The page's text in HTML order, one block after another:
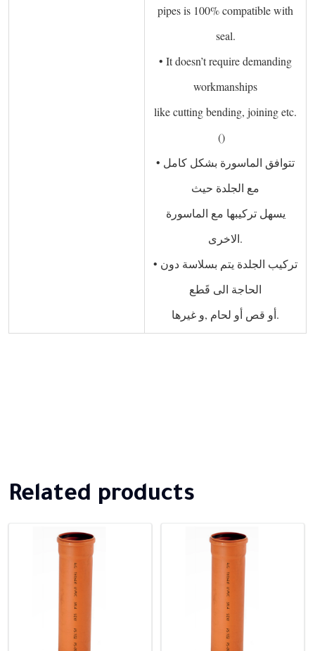
pipes is 100% compatible with
seal.
• It doesn’t require demanding
workmanships
like cutting bending, joining etc.
()   
• تتوافق الماسورة بشكل كامل
مع الجلدة حيث
يسهل تركيبها مع الماسورة
الاخرى.
• تركيب الجلدة يتم بسلاسة دون
الحاجة الى قَطع
أو قص أو لحام ,و غيرها.
Related products